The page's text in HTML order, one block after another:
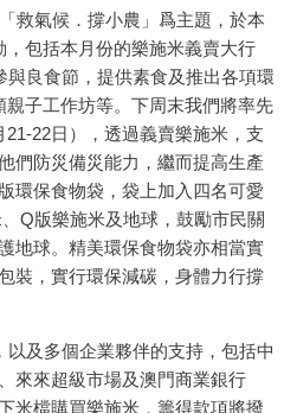
救氣候．撐小農」爲主題，於本
，包括本月份的樂施米義賣大行
與良食節，提供素食及推出各項環
子工作坊等。下周末我們將率先
22日），透過義賣樂施米，支
們防災備災能力，繼而提高生產
環保食物袋，袋上加入四名可愛
Q版樂施米及地球，鼓勵市民關
地球。精美環保食物袋亦相當實
裝，實行環保減碳，身體力行撐
及多個企業夥伴的支持，包括中
來來超級市場及澳門商業銀行
米檔購買樂施米，籌得款項將撥